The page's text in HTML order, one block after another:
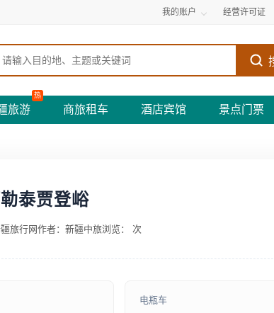
我的账户 经营许可证
旅游
热
商旅租车 酒店宾馆 景点门票
泰贾登峪
旅行网作者：新疆中旅浏览： 次
电瓶车